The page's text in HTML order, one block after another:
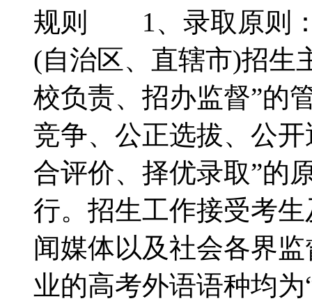
规则 1、录取原则：
(自治区、直辖市)招生
校负责、招办监督”的
竞争、公正选拔、公
合评价、择优录取”的
行。招生工作接受考
闻媒体以及社会各界
业的高考外语语种均